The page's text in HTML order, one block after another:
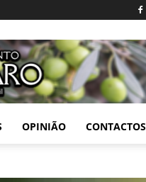
OPINIÃO CONTACTOS